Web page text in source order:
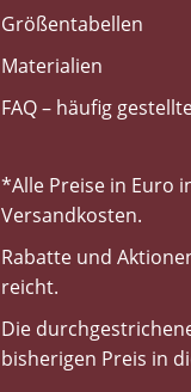
Größentabellen
Materialien
FAQ – häufig
*Alle Preise in Euro
Versandkosten.
Rabatte und
reicht.
Die
bisherigen Preis in